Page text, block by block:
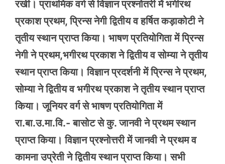
रखी। प्राथमिक वर्ग से विज्ञान प्रश्नोतरी में भगीरथ
प्रकाश प्रथम, प्रिन्स नेगी द्वितीय व हर्षित कड़ाकोटी ने
तृतीय स्थान प्राप्त किया। भाषण प्रतियोगिता में प्रिन्स
नेगी ने प्रथम,भगीरथ प्रकाश ने द्वितीय व सोम्या ने तृतीय
स्थान प्राप्त किया। विज्ञान प्रदर्शनी में प्रिन्स ने प्रथम,
सोम्या ने द्वितीय व भगीरथ प्रकाश ने तृतीय स्थान प्राप्त
किया। जूनियर वर्ग से भाषण प्रतियोगिता में
रा.बा.उ.मा.वि.- बासोट से कु. जानवी ने प्रथम स्थान
प्राप्त किया। विज्ञान प्रश्नोत्तरी में जानवी ने प्रथम व
कामना उप्रेती ने द्वितीय स्थान प्राप्त किया। सभी